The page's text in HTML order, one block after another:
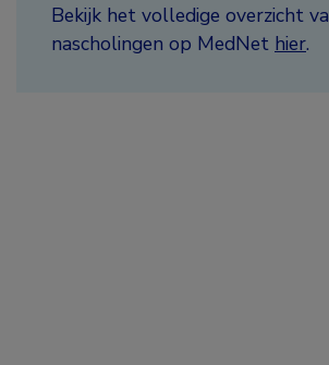
Bekijk het volledige overzicht
nascholingen op MedNet hier.